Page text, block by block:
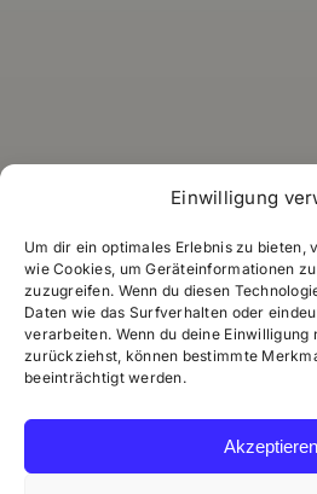
Einwilligung
Um dir ein optimales Erlebnis zu bieten,
wie Cookies, um Geräteinformationen
zuzugreifen. Wenn du diesen
Daten wie das Surfverhalten oder
verarbeiten. Wenn du deine
zurückziehst, können bestimmte
beeinträchtigt werden.
Akzeptieren